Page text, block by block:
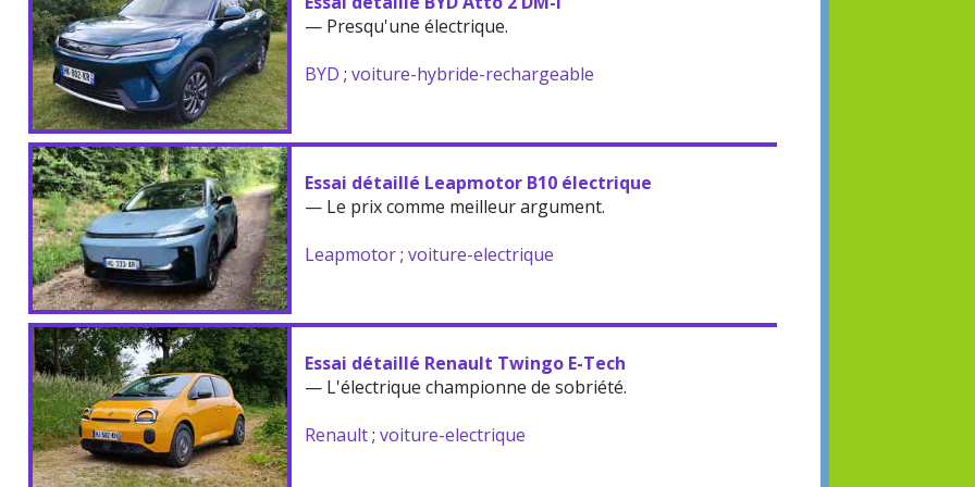
— Presqu'une électrique.
BYD ;voiture-hybride-rechargeable
Essai détaillé Leapmotor B10 électrique
— Le prix comme meilleur argument.
Leapmotor;voiture-electrique
Essai détaillé Renault Twingo E-Tech
— L'électrique championne de sobriété.
Renault;voiture-electrique